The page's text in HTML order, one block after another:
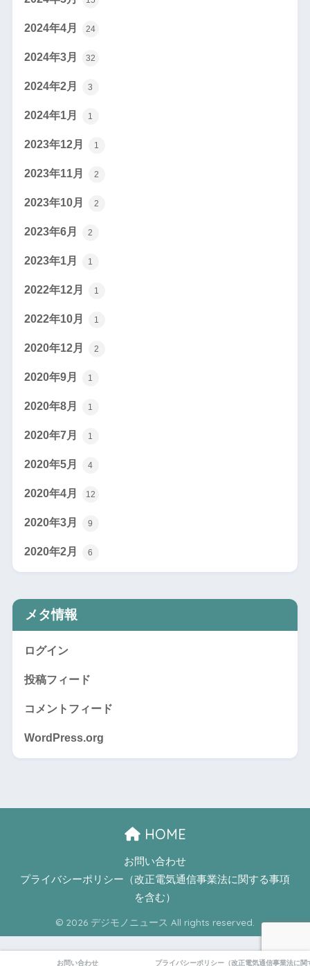
2024年4月 24
2024年3月 32
2024年2月 3
2024年1月 1
2023年12月 1
2023年11月 2
2023年10月 2
2023年6月 2
2023年1月 1
2022年12月 1
2022年10月 1
2020年12月 2
2020年9月 1
2020年8月 1
2020年7月 1
2020年5月 4
2020年4月 12
2020年3月 9
2020年2月 6
メタ情報
ログイン
投稿フィード
コメントフィード
WordPress.org
HOME
お問い合わせ
プライバシーポリシー（改正電気通信事業法に関する事項
を含む）
© 2026 デジモノニュース All rights reserved.
お問い合わせ プライバシーポリシー（改正電気通信事業法に関